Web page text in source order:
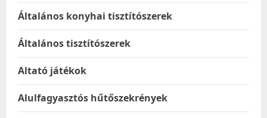
Általános konyhai tisztítószerek
Általános tisztítószerek
Altató játékok
Alulfagyasztós hűtőszekrények